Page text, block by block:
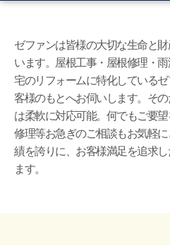
ゼファンは皆様の大切な生命と
います。屋根工事・屋根修理・
宅のリフォームに特化している
客様のもとへお伺いします。そ
は柔軟に対応可能。何でもご要
修理等お急ぎのご相談もお気軽に
績を誇りに、お客様満足を追求
ます。